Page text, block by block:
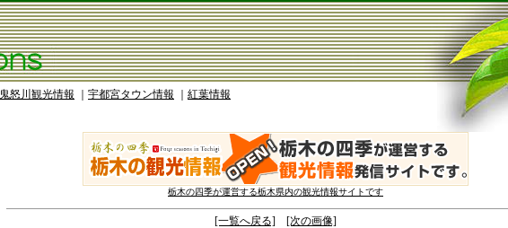
鬼怒川観光情報 宇都宮タウン情報 紅葉情報
栃木の四季が運営する栃木県内の観光情報サイトです
[一覧へ戻る] [次の画像]